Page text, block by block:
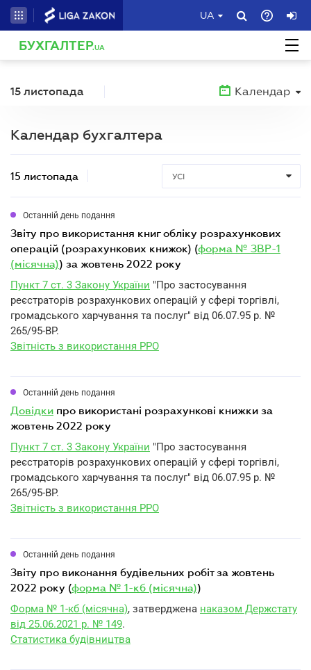
UA
БУХГАЛТЕР.UA
15 листопада Календар
Календар бухгалтера
15 листопада УСІ
Останній день подання
звіту про використання книг обліку розрахункових
операцій (розрахункових книжок) (форма № ЗВР-1
(місячна)) за жовтень 2022 року
Пункт 7 ст. 3 Закону України "Про застосування
реєстраторів розрахункових операцій у сфері торгівлі,
громадського харчування та послуг" від 06.07.95 р. №
265/95-ВР.
Звітність з використання РРО
Останній день подання
довідки про використані розрахункові книжки за
жовтень 2022 року
Пункт 7 ст. 3 Закону України "Про застосування
реєстраторів розрахункових операцій у сфері торгівлі,
громадського харчування та послуг" від 06.07.95 р. №
265/95-ВР.
Звітність з використання РРО
Останній день подання
звіту про виконання будівельних робіт за жовтень
2022 року (форма № 1-кб (місячна))
Форма № 1-кб (місячна), затверджена наказом Держстату
від 25.06.2021 р. № 149.
Статистика будівництва